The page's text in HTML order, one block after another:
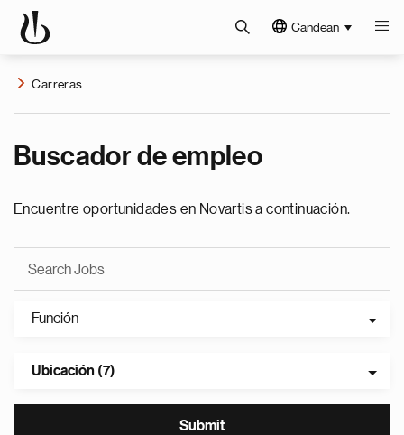
Candean
Carreras
Buscador de empleo
Encuentre oportunidades en Novartis a continuación.
Función
Ubicación (7)